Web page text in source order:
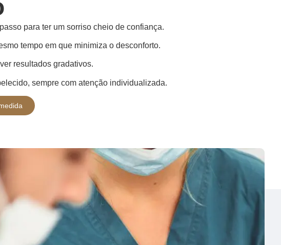
para ter um sorriso cheio de confiança.
tempo em que minimiza o desconforto.
resultados gradativos.
sempre com atenção individualizada.